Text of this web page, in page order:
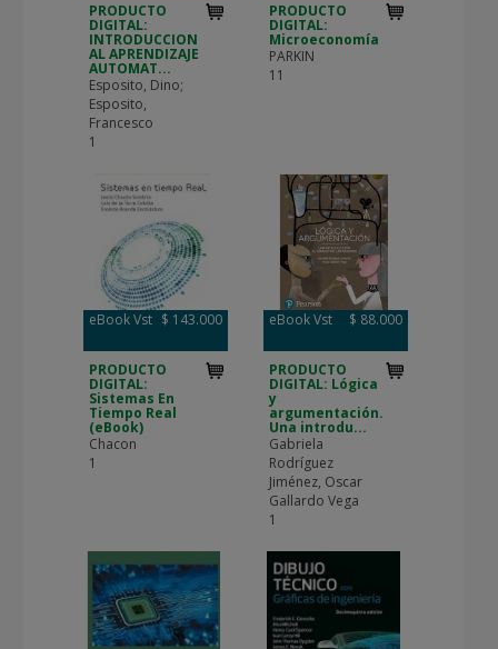
PRODUCTO
DIGITAL:
INTRODUCCION
AL APRENDIZAJE
AUTOMAT...
Esposito, Dino;
Esposito,
Francesco
1
PRODUCTO
DIGITAL:
Microeconomía
PARKIN
11
eBook Vst $ 143.000
PRODUCTO
DIGITAL:
Sistemas En
Tiempo Real
(eBook)
Chacon
1
eBook Vst $ 88.000
PRODUCTO
DIGITAL: Lógica
y
argumentación.
Una introdu...
Gabriela
Rodríguez
Jiménez, Oscar
Gallardo Vega
1